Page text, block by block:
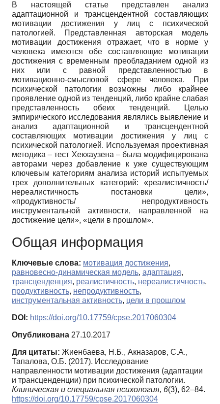
В настоящей статье представлен анализ
адаптационной и трансцендентной составляющих
мотивации достижения у лиц с психической
патологией. Представленная авторская модель
мотивации достижения отражает, что в норме у
человека имеются обе составляющие мотивации
достижения с временным преобладанием одной из
них или с равной представленностью в
мотивационно-смысловой сфере человека. При
психической патологии возможны либо крайнее
проявление одной из тенденций, либо крайне слабая
представленность обеих тенденций. Целью
эмпирического исследования являлись выявление и
анализ адаптационной и трансцендентной
составляющих мотивации достижения у лиц с
психической патологией. Используемая проективная
методика – тест Хекхаузена – была модифицирована
авторами через добавление к уже существующим
ключевым категориям анализа историй испытуемых
трех дополнительных категорий: «реалистичность/
нереалистичность постановки цели»,
«продуктивность/ непродуктивность
инструментальной активности, направленной на
достижение цели», «цели в прошлом».
Общая информация
Ключевые слова: мотивация достижения,
равновесно-динамическая модель, адаптация,
трансценденция, реалистичность, нереалистичность,
продуктивность, непродуктивность,
инструментальная активность, цели в прошлом
DOI: https://doi.org/10.17759/cpse.2017060304
Опубликована 27.10.2017
Для цитаты: Жиенбаева, Н.Б., Акназаров, С.А.,
Тапалова, О.Б. (2017). Исследование
направленности мотивации достижения (адаптации
и трансценденции) при психической патологии.
Клиническая и специальная психология, 6(3), 62–84.
https://doi.org/10.17759/cpse.2017060304